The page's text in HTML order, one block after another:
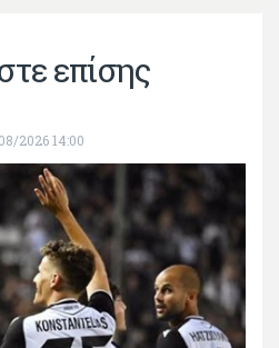
επίσης
2026 14:00